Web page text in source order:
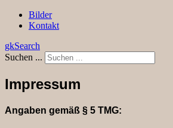
Bilder
Kontakt
gkSearch
Suchen ...
Impressum
Angaben gemäß § 5 TMG: